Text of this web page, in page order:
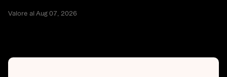
Valore al Aug 07, 2026